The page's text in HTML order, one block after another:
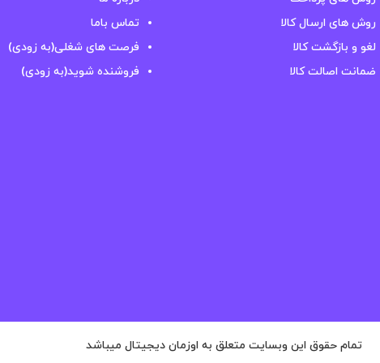
روش های ارسال کالا
لغو و بازگشت کالا
ضمانت اصالت کالا
تماس باما
فرصت های شغلی(به زودی)
فروشنده شوید(به زودی)
تمام حقوق این وبسایت متعلق به اوزمان دیجیتال میباشد